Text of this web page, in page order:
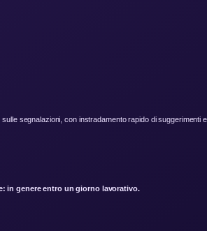
segnalazioni, con instradamento rapido di suggerimenti e
in genere entro un giorno lavorativo.